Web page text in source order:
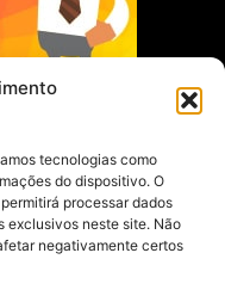
tecnologias como
do dispositivo. O
processar dados
exclusivos neste site. Não
negativamente certos